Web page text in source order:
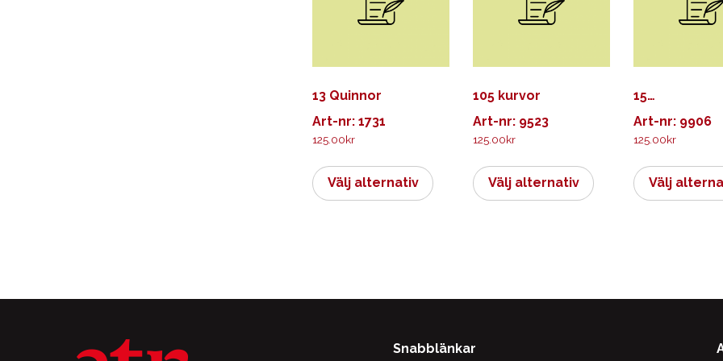
13 Quinnor
Art-nr: 1731
125.00kr
Välj alternativ
här
produkten
olika
väljas
105 kurvor
Art-nr: 9523
125.00kr
Välj alternativ
här
produkten
olika
15…
Art-nr: 9906
125.00kr
Välj
Snabblänkar